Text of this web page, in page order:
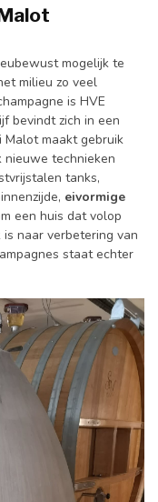
mogelijk te
milieu zo veel
is HVE
bevindt zich in een
maakt gebruik
nieuwe technieken
tanks,
eivormige
een huis dat volop
naar verbetering van
staat echter